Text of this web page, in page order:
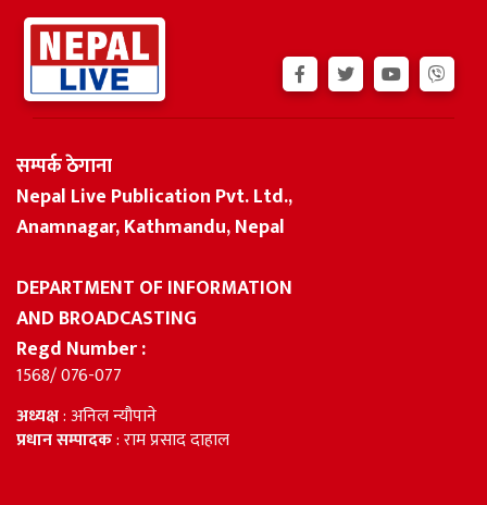
सम्पर्क ठेगाना
Nepal Live Publication Pvt. Ltd.,
Anamnagar, Kathmandu, Nepal
DEPARTMENT OF INFORMATION
AND BROADCASTING
Regd Number :
1568/ 076-077
अध्यक्ष: अनिल न्यौपाने
प्रधान सम्पादक: राम प्रसाद दाहाल